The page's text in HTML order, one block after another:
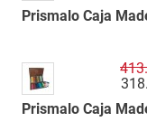
Prismalo Caja
Prismalo Caja